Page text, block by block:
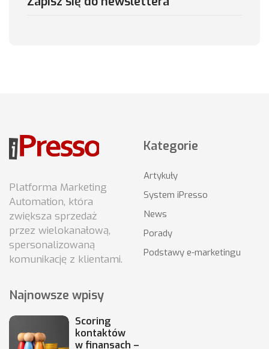
Platforma Marketing
Automation, która
zwiększa sprzedaż
przez wielokanałową,
spersonalizowaną
komunikację z klientami.
Kategorie
Artykuły
System iPresso
News
Porady
Podstawy e-marketingu
Najnowsze wpisy
Scoring
kontaktów
w finansach –